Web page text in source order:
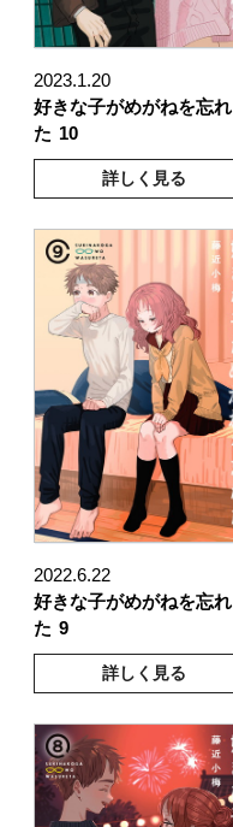
2023.1.20
好きな子がめがねを忘れ
た 10
詳しく見る
2022.6.22
好きな子がめがねを忘れ
た 9
詳しく見る